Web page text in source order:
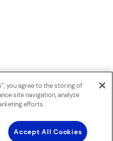
you agree to the storing of
site navigation, analyze
efforts.
Accept All Cookies